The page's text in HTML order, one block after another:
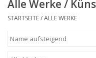
Startseite
Alle Werke /
STARTSEITE/ALLE WERKE